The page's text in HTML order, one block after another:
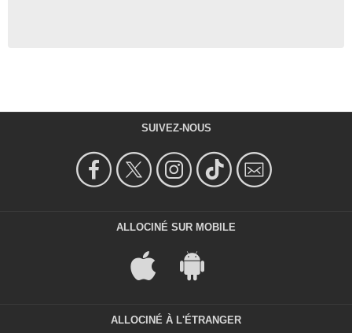
SUIVEZ-NOUS
ALLOCINÉ SUR MOBILE
ALLOCINÉ À L'ÉTRANGER